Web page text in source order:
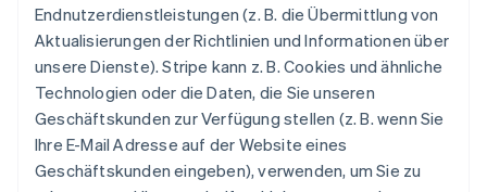
Endnutzerdienstleistungen (z. B. die Übermittlung von
Aktualisierungen der Richtlinien und Informationen über
unsere Dienste). Stripe kann z. B. Cookies und ähnliche
Technologien oder die Daten, die Sie unseren
Geschäftskunden zur Verfügung stellen (z. B. wenn Sie
Ihre E-Mail Adresse auf der Website eines
Geschäftskunden eingeben), verwenden, um Sie zu